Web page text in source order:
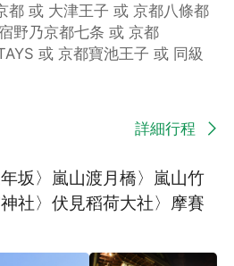
都 或 大津王子 或 京都八條都
野乃京都七条 或 京都
或 京都寶池王子 或 同級
詳細行程
坂〉嵐山渡月橋〉嵐山竹
社〉伏見稻荷大社〉摩賽